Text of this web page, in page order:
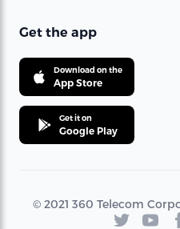
Get the app
Download on the
App Store
Get it on
Google Play
© 2021 360 Telecom